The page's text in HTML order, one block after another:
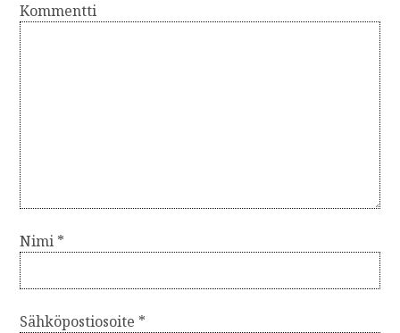
e
l
i
e
n
s
e
l
a
u
s
Kommentti
Nimi *
Sähköpostiosoite *